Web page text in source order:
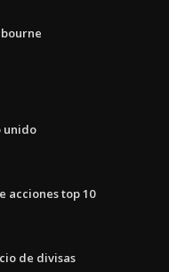
unido
acciones top 10
de divisas